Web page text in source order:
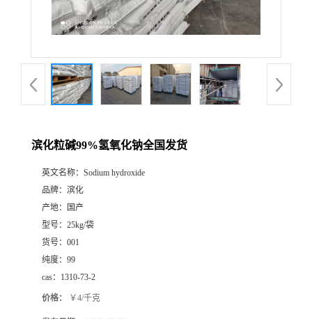
滨化粒碱99%氢氧化钠全国发货
英文名称： Sodium hydroxide
品牌： 滨化
产地：
国产
型号： 25kg/袋
货号： 001
纯度： 99
cas： 1310-73-2
价格： ￥4/千克